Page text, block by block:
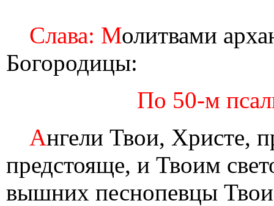
Слава: Молитвами
Богородицы:
По 50-м
Ангели Твои, Христе,
предстояще, и Твоим
вышних песнопевцы